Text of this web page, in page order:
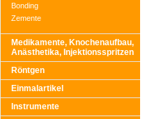
Bonding
Zemente
Medikamente, Knochenaufbau,
Anästhetika, Injektionsspritzen
Röntgen
Einmalartikel
Instrumente